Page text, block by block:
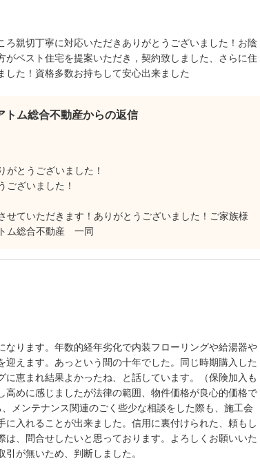
親切丁寧に対応いただきありがとうございました！お陰
ベスト住宅を提案いただき，契約致しました、さらに住
た！資格多数お持ちして安心出来ました
トム総合不動産からの返信
がとうございました！
ございました！
せていただきます！ありがとうございました！ご家族様
ム総合不動産 一同
ります。年数的経年劣化で内装フローリングや給湯器や
えます。あっという間の十年でした。同じ時期購入した
恵まれ結果よかったね、と話しています。（保険加入も
めに感じましたが法律の範囲、物件価格が良心的価格で
メンテナンス関連のごく些少な相談をした際も、施工会
入れることが出来ました。信用に裏付けられた、頼もし
、問合せしたいと思っております。よろしくお願いいた
が無いため、判断しました。